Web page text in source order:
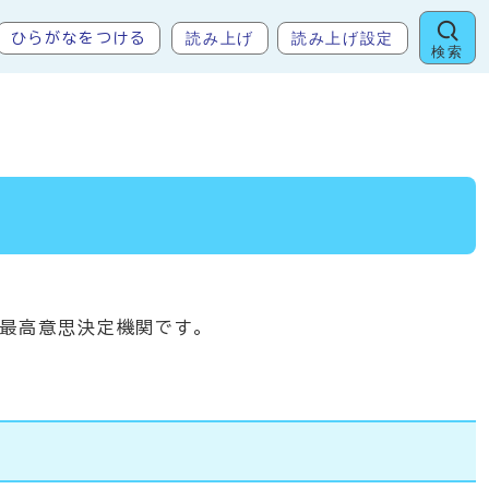
ひらがなをつける 読み上げ 読み上げ設定
検索
高意思決定機関です。